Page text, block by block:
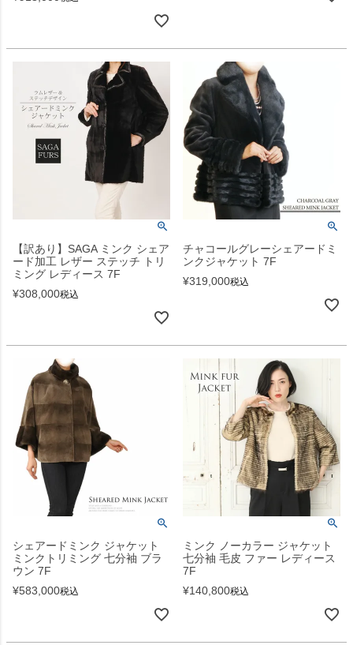
【訳あり】SAGA ミンク シェア
ード加工 レザー ステッチ トリ
ミング レディース 7F
¥308,000税込
チャコールグレーシェアードミ
ンクジャケット 7F
¥319,000税込
シェアードミンク ジャケット
ミンクトリミング 七分袖 ブラ
ウン 7F
¥583,000税込
ミンク ノーカラー ジャケット
七分袖 毛皮 ファー レディース
7F
¥140,800税込